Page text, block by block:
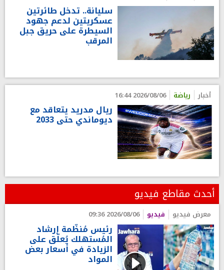
سليانة.. تدخل طائرتين
عسكريتين لدعم جهود
السيطرة على حريق جبل
المرقب
أخبار رياضة 2026/08/06 16:44
ريال مدريد يتعاقد مع
ديوماندي حتى 2033
أحدث مقاطع فيديو
معرض فيديو فيديو 2026/08/06 09:36
رئيس مُنظّمة إرشاد
المُستهلك يُعلّق على
الزيادة في أسعار بعض
المواد